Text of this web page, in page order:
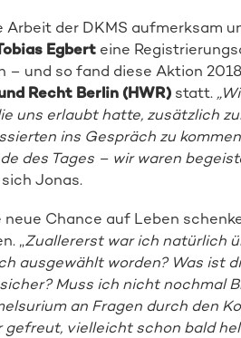
der DKMS aufmerksam
Egberteine
– und so fand diese Aktion
Recht Berlin (HWR) statt.
uns erlaubt hatte, zusätzlich
ins Gespräch zu
des Tages – wir waren
Jonas.
Chance auf Leben
„Zuallererst war ich natürlich
ausgewählt worden? Was ist
Muss ich nicht nochmal
an Fragen durch den
gefreut, vielleicht schon bald
Spender:in werden